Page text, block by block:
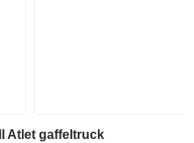
Atlet gaffeltruck